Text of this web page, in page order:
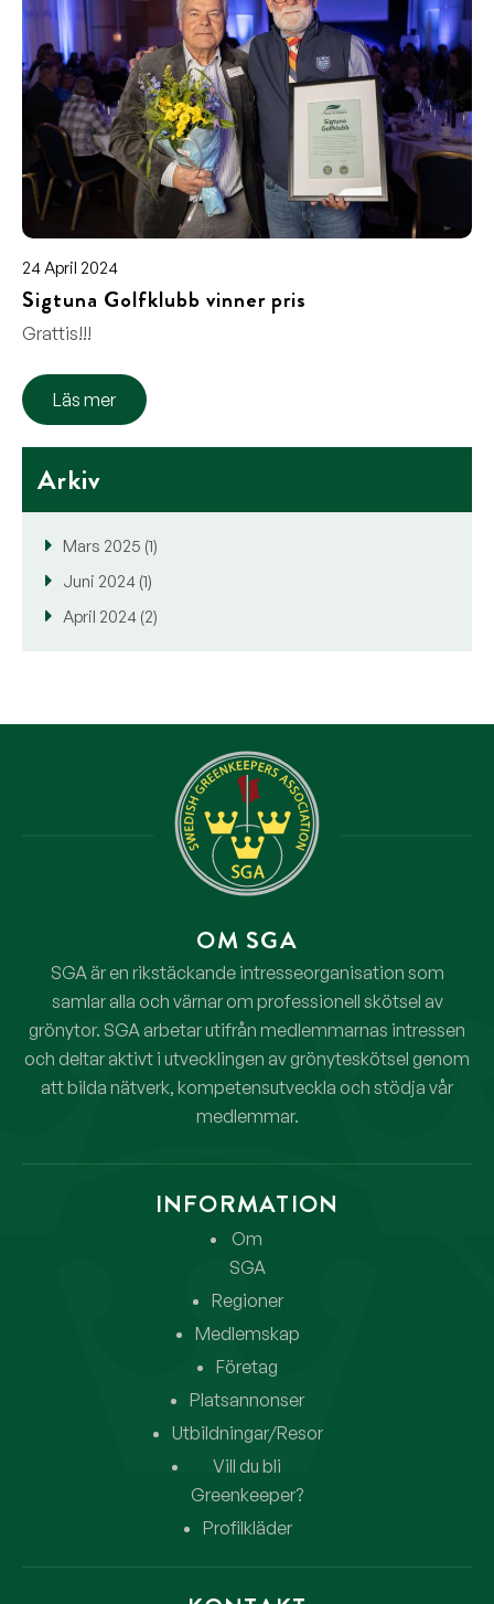
24 April 2024
Sigtuna Golfklubb vinner pris
Grattis!!!
Läs mer
Arkiv
Mars 2025 (1)
Juni 2024 (1)
April 2024 (2)
OM SGA
SGA är en rikstäckande intresseorganisation som
samlar alla och värnar om professionell skötsel av
grönytor. SGA arbetar utifrån medlemmarnas intressen
och deltar aktivt i utvecklingen av grönyteskötsel genom
att bilda nätverk, kompetensutveckla och stödja vår
medlemmar.
INFORMATION
Om
SGA
Regioner
Medlemskap
Företag
Platsannonser
Utbildningar/Resor
Vill du bli
Greenkeeper?
Profilkläder